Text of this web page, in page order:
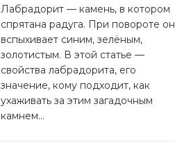
Лабрадорит — камень, в котором
спрятана радуга. При повороте он
вспыхивает синим, зелёным,
золотистым. В этой статье —
свойства лабрадорита, его
значение, кому подходит, как
ухаживать за этим загадочным
камнем...